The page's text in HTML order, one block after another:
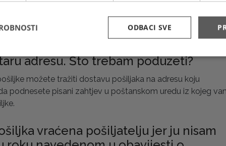
o ovoj usluzi nalaze se nalinku
adresu. Što trebam poduzeti?
možete tražiti dostavu pošiljaka na adresu koju
podnesete pisani zahtjev u poštanskom uredu iz kojeg
vraćena pošiljatelju jer ju nisam
ODBACI SVE